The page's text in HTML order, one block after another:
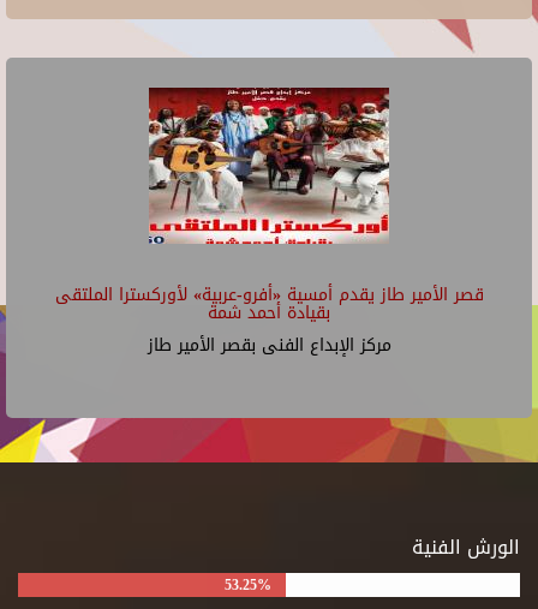
قصر الأمير طاز يقدم أمسية «أفرو-عربية» لأوركسترا الملتقى
بقيادة أحمد شمة
مركز الإبداع الفنى بقصر الأمير طاز
الورش الفنية
53.25%